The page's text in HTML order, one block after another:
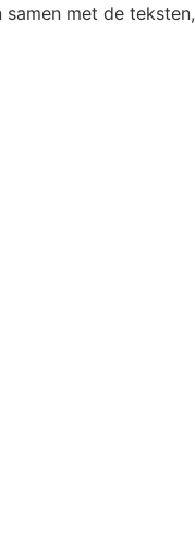
met de teksten,